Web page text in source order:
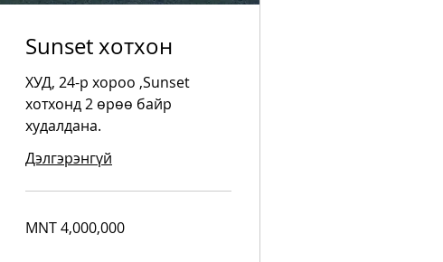
Sunset хотхон
ХУД, 24-р хороо ,Sunset
хотхонд 2 өрөө байр
худалдана.
Дэлгэрэнгүй
Mongolian
MNT 4,000,000